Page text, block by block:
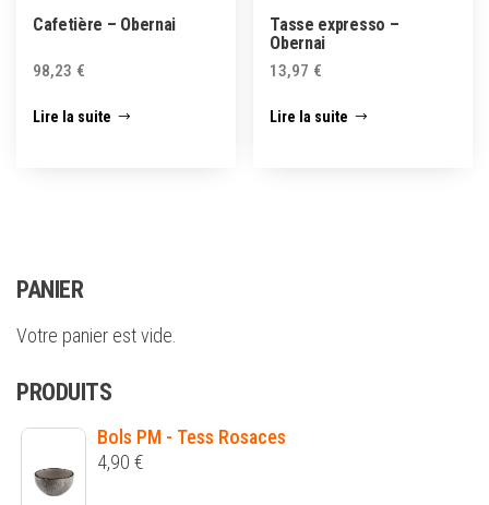
Cafetière – Obernai
98,23 €
Lire la suite
Tasse expresso –
Obernai
13,97 €
Lire la suite
PANIER
Votre panier est vide.
PRODUITS
Bols PM - Tess Rosaces
4,90 €